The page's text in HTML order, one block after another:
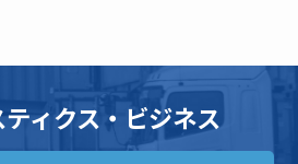
ィクス・ビジネス